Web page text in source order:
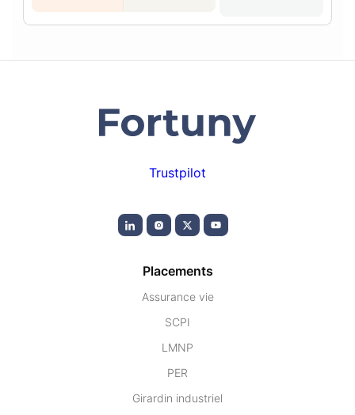
Trustpilot
Placements
Assurance vie
SCPI
LMNP
PER
Girardin industriel